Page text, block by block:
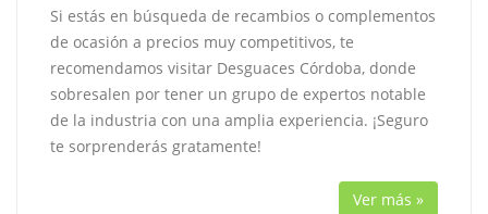
Si estás en búsqueda de recambios o complementos
de ocasión a precios muy competitivos, te
recomendamos visitar Desguaces Córdoba, donde
sobresalen por tener un grupo de expertos notable
de la industria con una amplia experiencia. ¡Seguro
te sorprenderás gratamente!
Ver más »